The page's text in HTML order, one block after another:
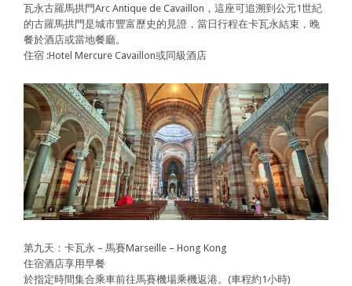
瓦永古羅馬拱門Arc Antique de Cavaillon，這座可追溯到公元1世紀
的古羅馬拱門是城市豐富歷史的見證，當日行程在卡瓦永結束，晚
餐於酒店或當地餐廳。
住宿 :Hotel Mercure Cavaillon或同級酒店
第九天：卡瓦永 – 馬賽Marseille – Hong Kong
住宿酒店享用早餐
於指定時間集合乘車前往馬賽機場乘機返港。(車程約1小時)